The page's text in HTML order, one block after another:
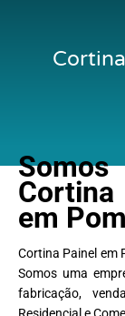
Somos
em
Cortina Painel em
Somos uma
fabricação,
Residencial e